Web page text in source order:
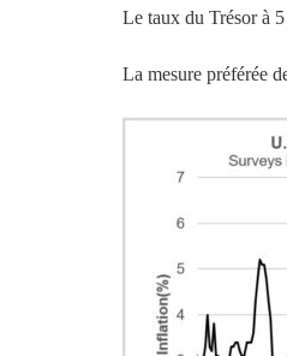
Le taux du Trésor à
La mesure préférée